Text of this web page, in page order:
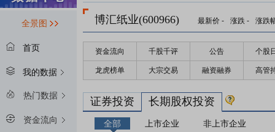
全景图
首页
我的数据
热门数据
资金流向
博汇纸业(600966) 最新价 - 涨跌 - 涨跌
资金流向 千股千评 公告 个股
龙虎榜单 大宗交易 融资融券 高管
证券投资 长期股权投资
全部 上市企业 非上市企业